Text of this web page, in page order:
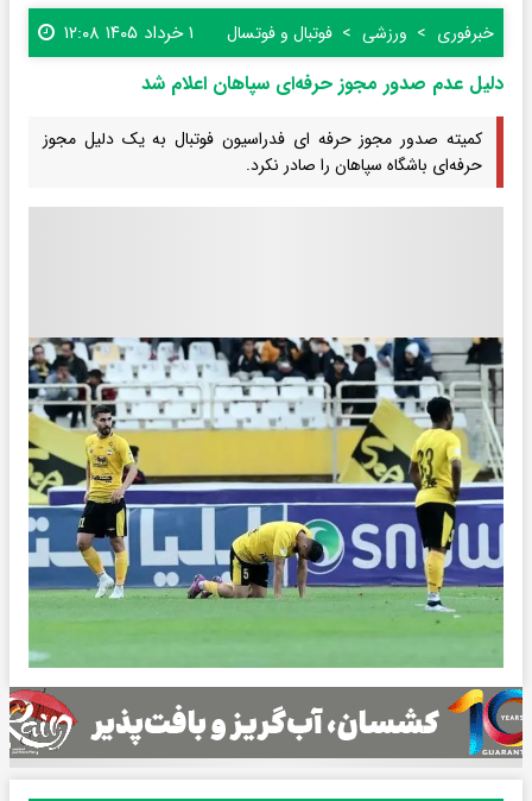
خبرفوری ورزشی فوتبال و فوتسال ۱ خرداد ۱۴۰۵ ۱۲:۰۸
دلیل عدم صدور مجوز حرفه‌ای سپاهان اعلام شد
کمیته صدور مجوز حرفه ای فدراسیون فوتبال به یک دلیل مجوز
حرفه‌ای باشگاه سپاهان را صادر نکرد.